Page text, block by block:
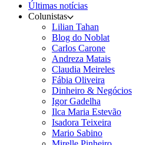
Últimas notícias
Colunistas
Lilian Tahan
Blog do Noblat
Carlos Carone
Andreza Matais
Claudia Meireles
Fábia Oliveira
Dinheiro & Negócios
Igor Gadelha
Ilca Maria Estevão
Isadora Teixeira
Mario Sabino